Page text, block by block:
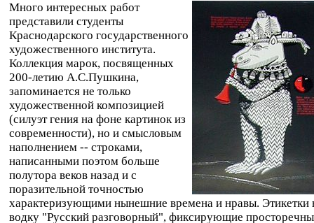
Много интересных работ
представили студенты
Краснодарского государственного
художественного института.
Коллекция марок, посвященных
200-летию А.С.Пушкина,
запоминается не только
художественной композицией
(силуэт гения на фоне картинок из
современности), но и смысловым
наполнением -- строками,
написанными поэтом больше
полутора веков назад и с
поразительной точностью
характеризующими нынешние времена и нравы. Этикетки
водку "Русский разговорный", фиксирующие